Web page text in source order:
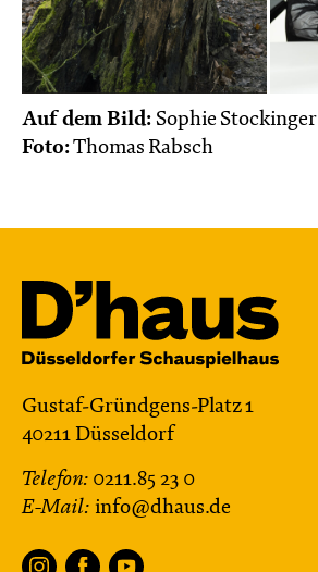
Auf dem Bild: Sophie Stockinger
Foto:Thomas Rabsch
Gustaf-Gründgens-Platz 1
40211 Düsseldorf
Telefon: 0211.85 23 0
E-Mail: info@dhaus.de